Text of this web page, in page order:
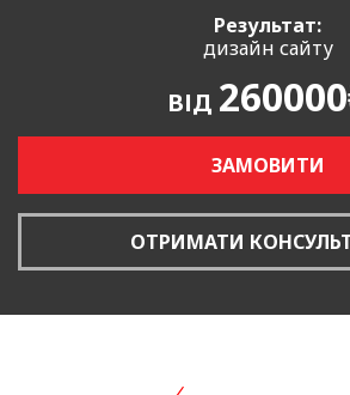
Результат:
дизайн сайту
ВІД
ЗАМОВИТИ
ОТРИМАТИ